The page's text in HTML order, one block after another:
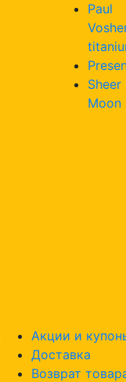
Paul
Sheer
Moon
Акции и
Доставка
Возврат